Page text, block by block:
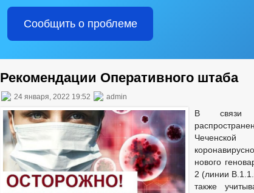
Сообщить о проблеме
Рекомендации Оперативного штаба
24 января, 2022 19:52 admin
В связи
нового
2 (линии
также